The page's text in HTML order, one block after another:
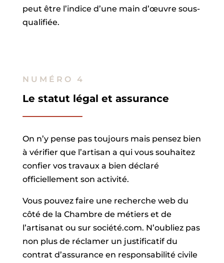
peut être l’indice d’une main d’œuvre sous-
qualifiée.
NUMÉRO 4
Le statut légal et assurance
On n’y pense pas toujours mais pensez bien
à vérifier que l’artisan a qui vous souhaitez
confier vos travaux a bien déclaré
officiellement son activité.
Vous pouvez faire une recherche web du
côté de la Chambre de métiers et de
l’artisanat ou sur société.com. N’oubliez pas
non plus de réclamer un justificatif du
contrat d’assurance en responsabilité civile